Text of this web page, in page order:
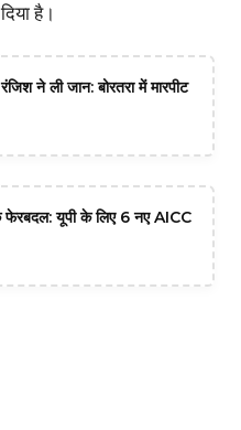
है।
ने ली जान: बोरतरा में मारपीट
फेरबदल: यूपी के लिए 6 नए AICC